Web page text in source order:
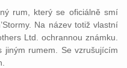
rum, který se oficiálně smí
Na název totiž vlastní
Ltd. ochrannou známku.
jiným rumem. Se vzrušujícím